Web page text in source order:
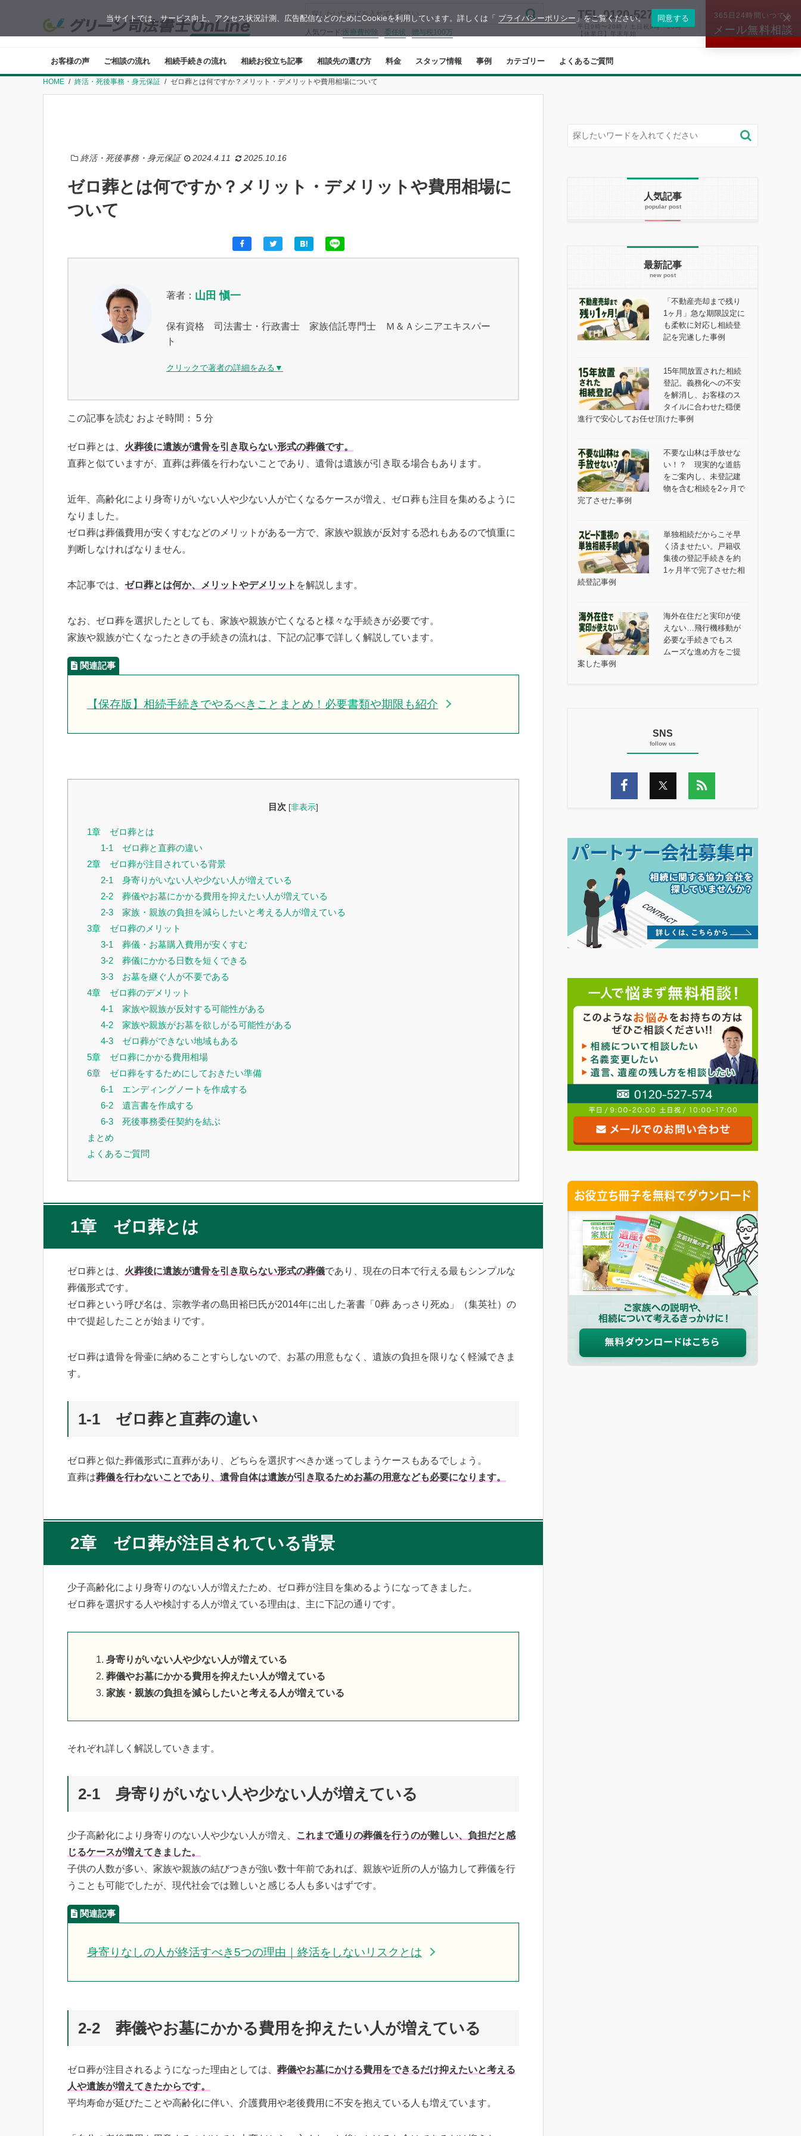
人気ワード: 医療費控除 委任状 贈与税100万
TEL.0120-527-574
平日9時〜20時 / 土日祝9時〜18時
【休業日】年末年始
365日24時間いつでも
メール無料相談
お客様の声 ご相談の流れ 相続手続きの流れ 相続お役立ち記事 相談先の選び方 料金 スタッフ情報 事例 カテゴリー よくあるご質問
HOME 終活・死後事務・身元保証 ゼロ葬とは何ですか？メリット・デメリットや費用相場について
終活・死後事務・身元保証 2024.4.11 2025.10.16
ゼロ葬とは何ですか？メリット・デメリットや費用相場に
ついて
著者： 山田 愼一
保有資格 司法書士・行政書士 家族信託専門士 Ｍ＆Ａシニアエキスパー
ト
クリックで著者の詳細をみる▼
この記事を読む およそ時間： 5 分
ゼロ葬とは、 火葬後に遺族が遺骨を引き取らない形式の葬儀です。
直葬と似ていますが、直葬は葬儀を行わないことであり、遺骨は遺族が引き取る場合もあります。
近年、高齢化により身寄りがいない人や少ない人が亡くなるケースが増え、ゼロ葬も注目を集めるように
なりました。
ゼロ葬は葬儀費用が安くすむなどのメリットがある一方で、家族や親族が反対する恐れもあるので慎重に
判断しなければなりません。
本記事では、 ゼロ葬とは何か、メリットやデメリット を解説します。
なお、ゼロ葬を選択したとしても、家族や親族が亡くなると様々な手続きが必要です。
家族や親族が亡くなったときの手続きの流れは、下記の記事で詳しく解説しています。
【保存版】相続手続きでやるべきことまとめ！必要書類や期限も紹介
目次 [非表示]
1章 ゼロ葬とは
1-1 ゼロ葬と直葬の違い
2章 ゼロ葬が注目されている背景
2-1 身寄りがいない人や少ない人が増えている
2-2 葬儀やお墓にかかる費用を抑えたい人が増えている
2-3 家族・親族の負担を減らしたいと考える人が増えている
3章 ゼロ葬のメリット
3-1 葬儀・お墓購入費用が安くすむ
3-2 葬儀にかかる日数を短くできる
3-3 お墓を継ぐ人が不要である
4章 ゼロ葬のデメリット
4-1 家族や親族が反対する可能性がある
4-2 家族や親族がお墓を欲しがる可能性がある
4-3 ゼロ葬ができない地域もある
5章 ゼロ葬にかかる費用相場
6章 ゼロ葬をするためにしておきたい準備
6-1 エンディングノートを作成する
6-2 遺言書を作成する
6-3 死後事務委任契約を結ぶ
まとめ
よくあるご質問
1章 ゼロ葬とは
ゼロ葬とは、 火葬後に遺族が遺骨を引き取らない形式の葬儀であり、現在の日本で行える最もシンプルな
葬儀形式です。
ゼロ葬という呼び名は、宗教学者の島田裕巳氏が2014年に出した著書「0葬 あっさり死ぬ」（集英社）の
中で提起したことが始まりです。
ゼロ葬は遺骨を骨壷に納めることすらしないので、お墓の用意もなく、遺族の負担を限りなく軽減できま
す。
1-1 ゼロ葬と直葬の違い
ゼロ葬と似た葬儀形式に直葬があり、どちらを選択すべきか迷ってしまうケースもあるでしょう。
直葬は葬儀を行わないことであり、遺骨自体は遺族が引き取るためお墓の用意なども必要になります。
2章 ゼロ葬が注目されている背景
少子高齢化により身寄りのない人が増えたため、ゼロ葬が注目を集めるようになってきました。
ゼロ葬を選択する人や検討する人が増えている理由は、主に下記の通りです。
身寄りがいない人や少ない人が増えている
葬儀やお墓にかかる費用を抑えたい人が増えている
家族・親族の負担を減らしたいと考える人が増えている
それぞれ詳しく解説していきます。
2-1 身寄りがいない人や少ない人が増えている
少子高齢化により身寄りのない人や少ない人が増え、
これまで通りの葬儀を行うのが難しい、負担だと感
じるケースが増えてきました。
子供の人数が多い、家族や親族の結びつきが強い数十年前であれば、親族や近所の人が協力して葬儀を行
うことも可能でしたが、現代社会では難しいと感じる人も多いはずです。
身寄りなしの人が終活すべき5つの理由｜終活をしないリスクとは
2-2 葬儀やお墓にかかる費用を抑えたい人が増えている
ゼロ葬が注目されるようになった理由としては、 葬儀やお墓にかける費用をできるだけ抑えたいと考える
人や遺族が増えてきたからです。
平均寿命が延びたことや高齢化に伴い、介護費用や老後費用に不安を抱えている人も増えています。
人気記事
最新記事
「不動産売却まで残り
1ヶ月」急な期限設定に
も柔軟に対応し相続登
記を完遂した事例
15年間放置された相続
登記。義務化への不安
を解消し、お客様のス
タイルに合わせた穏便
進行で安心してお任せ頂けた事例
不要な山林は手放せな
い！？ 現実的な道筋
をご案内し、未登記建
物を含む相続を2ヶ月で
完了させた事例
単独相続だからこそ早
く済ませたい。戸籍収
集後の登記手続きを約
1ヶ月半で完了させた相
続登記事例
海外在住だと実印が使
えない…飛行機移動が
必要な手続きでもス
ムーズな進め方をご提
案した事例
SNS
当サイトでは、サービス向上、アクセス状況計測、広告配信などのためにCookieを利用しています。詳しくは「 プライバシーポリシー 」をご覧ください。 同意する